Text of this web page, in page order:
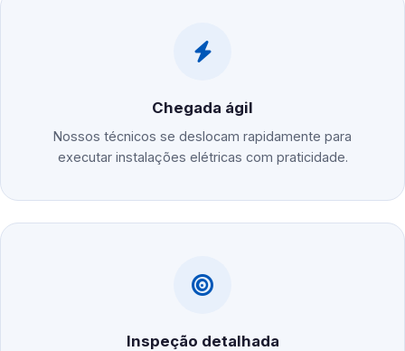
Chegada ágil
Nossos técnicos se deslocam rapidamente para
executar instalações elétricas com praticidade.
Inspeção detalhada